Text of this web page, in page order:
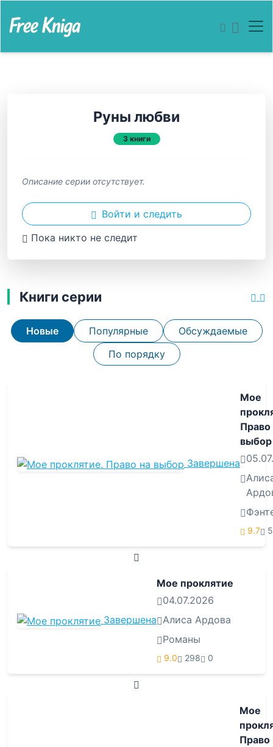
Руны любви
3 книги
Описание серии отсутствует.
Войти и следить
Пока никто не следит
Книги серии
Новые Популярные
Обсуждаемые
По порядку
Завершена
Мое
Право
выбор
9.7
Завершена
Мое проклятие
04.07.2026
Алиса Ардова
Романы
9.0 298 0
Мое
Право